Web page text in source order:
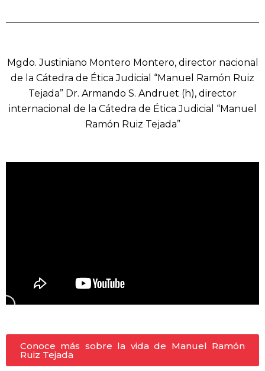
Mgdo. Justiniano Montero Montero, director nacional
de la Cátedra de Ética Judicial “Manuel Ramón Ruiz
Tejada” Dr. Armando S. Andruet (h), director
internacional de la Cátedra de Ética Judicial “Manuel
Ramón Ruiz Tejada”
Conoce más sobre la vida de Manuel Ramón
Ruiz Tejada